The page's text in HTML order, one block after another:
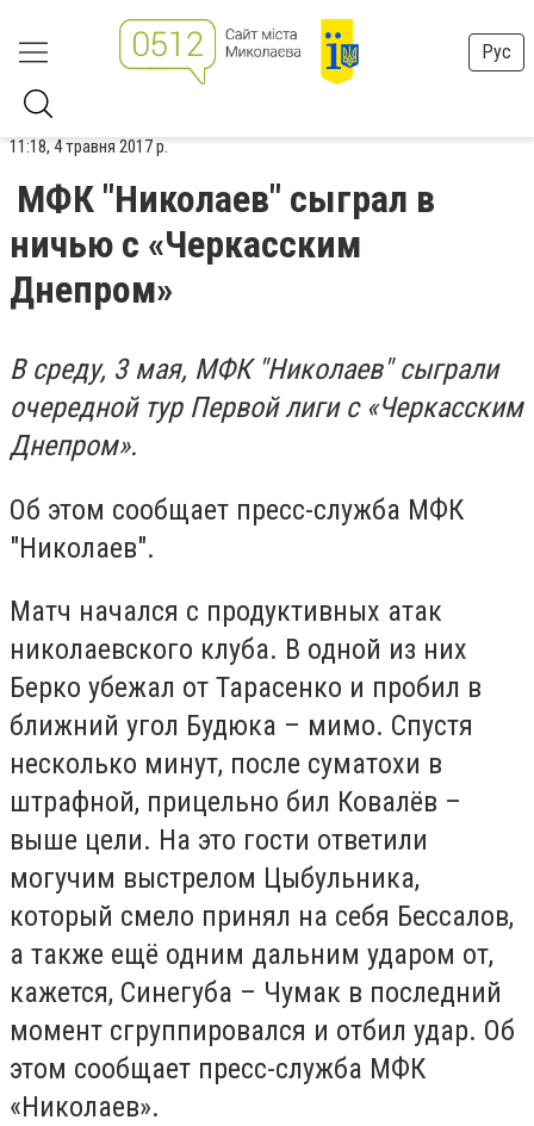
Рус
11:18, 4 травня 2017 р.
МФК "Николаев" сыграл в
ничью с «Черкасским
Днепром»
В среду, 3 мая, МФК "Николаев" сыграли
очередной тур Первой лиги с «Черкасским
Днепром».
Об этом сообщает пресс-служба МФК
"Николаев".
Матч начался с продуктивных атак
николаевского клуба. В одной из них
Берко убежал от Тарасенко и пробил в
ближний угол Будюка – мимо. Спустя
несколько минут, после суматохи в
штрафной, прицельно бил Ковалёв –
выше цели. На это гости ответили
могучим выстрелом Цыбульника,
который смело принял на себя Бессалов,
а также ещё одним дальним ударом от,
кажется, Синегуба – Чумак в последний
момент сгруппировался и отбил удар. Об
этом сообщает пресс-служба МФК
«Николаев».